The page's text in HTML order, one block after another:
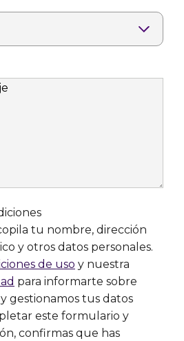
tu nombre, dirección
y otros datos personales.
de uso y nuestra
para informarte sobre
gestionamos tus datos
este formulario y
confirmas que has